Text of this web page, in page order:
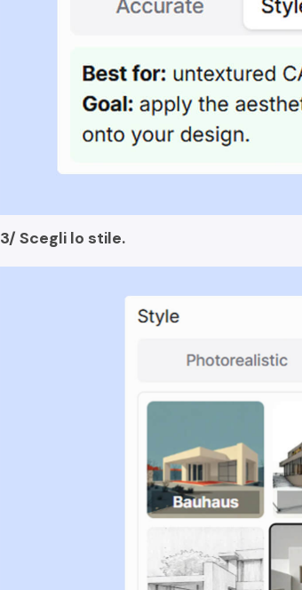
3/ Scegli lo stile.